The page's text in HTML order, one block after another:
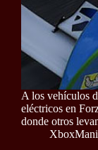
A los vehículos
eléctricos en
donde otros